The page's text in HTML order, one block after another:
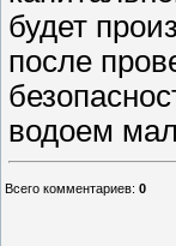
будет
после
водоем
Всего комментариев: 0